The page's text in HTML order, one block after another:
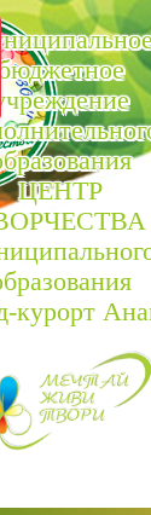
бюджетное
учреждение
ЦЕНТР
курорт